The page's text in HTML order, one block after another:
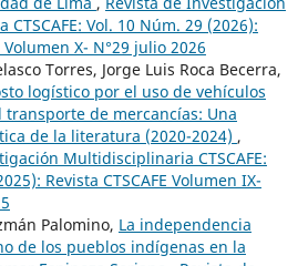
Vol. 10 Núm. 29 (2026):
Volumen X- N°29 julio 2026
Torres, Jorge Luis Roca Becerra,
logístico por el uso de vehículos
transporte de mercancías: Una
de la literatura (2020-2024) ,
Multidisciplinaria CTSCAFE:
Revista CTSCAFE Volumen IX-
Palomino, La independencia
de los pueblos indígenas en la